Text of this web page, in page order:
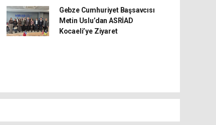
Gebze Cumhuriyet Başsavcısı
Metin Uslu’dan ASRİAD
Kocaeli’ye Ziyaret